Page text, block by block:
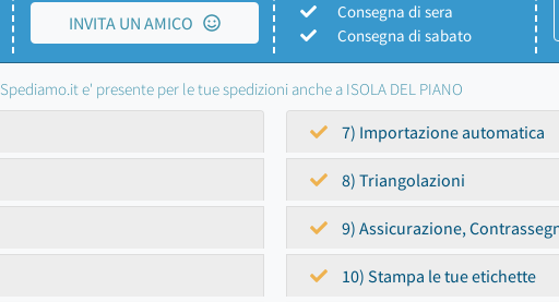
INVITA UN AMICO
Consegna di sera
Consegna di sabato
Spediamo.it e' presente per le tue spedizioni anche a ISOLA DEL PIANO
7) Importazione automatica
8) Triangolazioni
9) Assicurazione,
10) Stampa le tue etichette